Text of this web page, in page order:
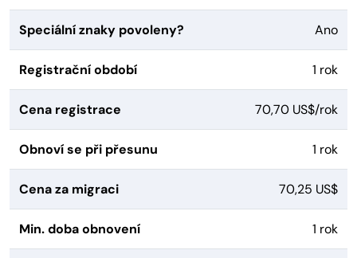
Speciální znaky povoleny? Ano
Registrační období 1 rok
Cena registrace 70,70 US$/rok
Obnoví se při přesunu 1 rok
Cena za migraci 70,25 US$
Min. doba obnovení 1 rok